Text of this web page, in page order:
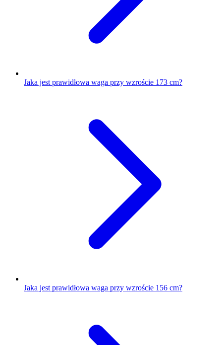
Jaka jest prawidłowa waga przy wzroście 173 cm?
Jaka jest prawidłowa waga przy wzroście 156 cm?